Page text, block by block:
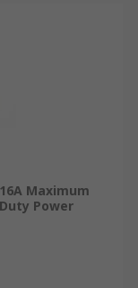
Maximum
Power